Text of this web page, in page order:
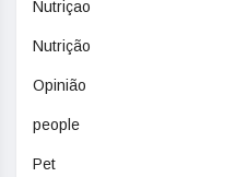
Nutriçao
Nutrição
Opinião
people
Pet